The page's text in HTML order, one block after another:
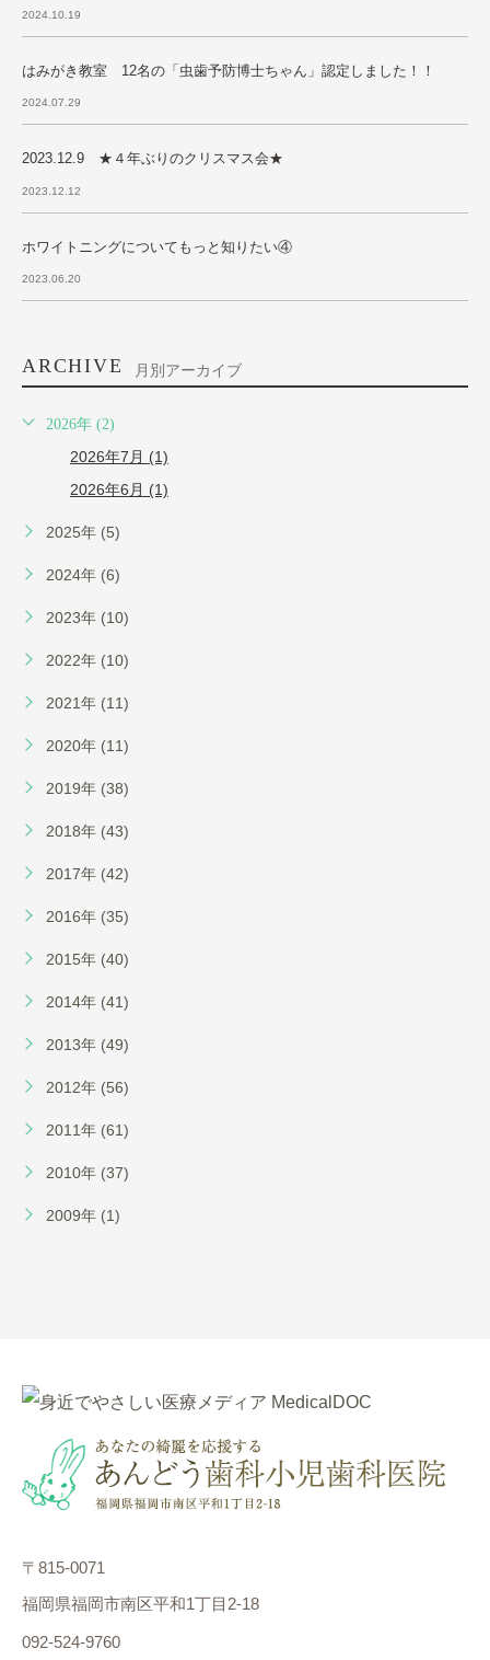
2024.10.19
はみがき教室 12名の「虫歯予防博士ちゃん」認定しました！！
2024.07.29
2023.12.9 ★４年ぶりのクリスマス会★
2023.12.12
ホワイトニングについてもっと知りたい④
2023.06.20
ARCHIVE 月別アーカイブ
2026年 (2)
2026年7月 (1)
2026年6月 (1)
2025年 (5)
2024年 (6)
2023年 (10)
2022年 (10)
2021年 (11)
2020年 (11)
2019年 (38)
2018年 (43)
2017年 (42)
2016年 (35)
2015年 (40)
2014年 (41)
2013年 (49)
2012年 (56)
2011年 (61)
2010年 (37)
2009年 (1)
〒815-0071
福岡県福岡市南区平和1丁目2-18
092-524-9760